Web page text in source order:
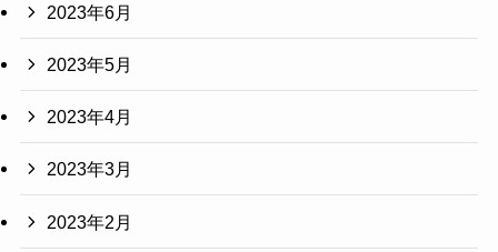
2023年6月
2023年5月
2023年4月
2023年3月
2023年2月